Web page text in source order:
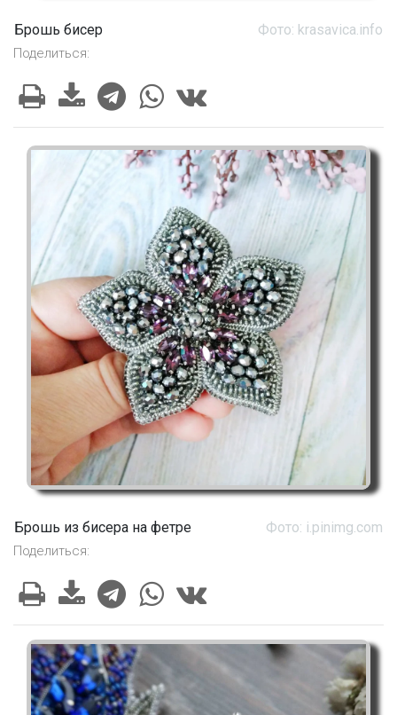
Брошь бисер Фото: krasavica.info
Поделиться:
Брошь из бисера на фетре Фото: i.pinimg.com
Поделиться: